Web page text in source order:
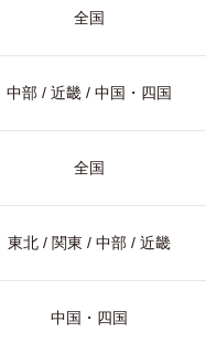
全国
中部 / 近畿 / 中国・四国
全国
東北 / 関東 / 中部 / 近畿
中国・四国